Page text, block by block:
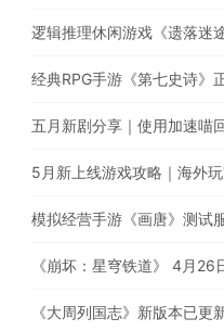
经典RPG手游《第七史诗》
五月新剧分享｜使用加速喵
5月新上线游戏攻略｜海外
模拟经营手游《画唐》测试
《大周列国志》新版本已